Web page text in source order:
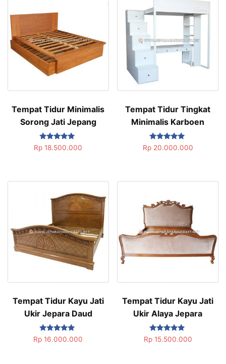
Tempat Tidur Minimalis
Sorong Jati Jepang
Dinilai
5.00
Rp 18.500.000
Tempat Tidur Tingkat
Minimalis Karboen
Dinilai
5.00
Rp20.000.000
Tempat Tidur Kayu Jati
Ukir Jepara Daud
Dinilai
5.00
Rp 16.000.000
Tempat Tidur Kayu Jati
Ukir Alaya Jepara
Dinilai
5.00
Rp15.500.000